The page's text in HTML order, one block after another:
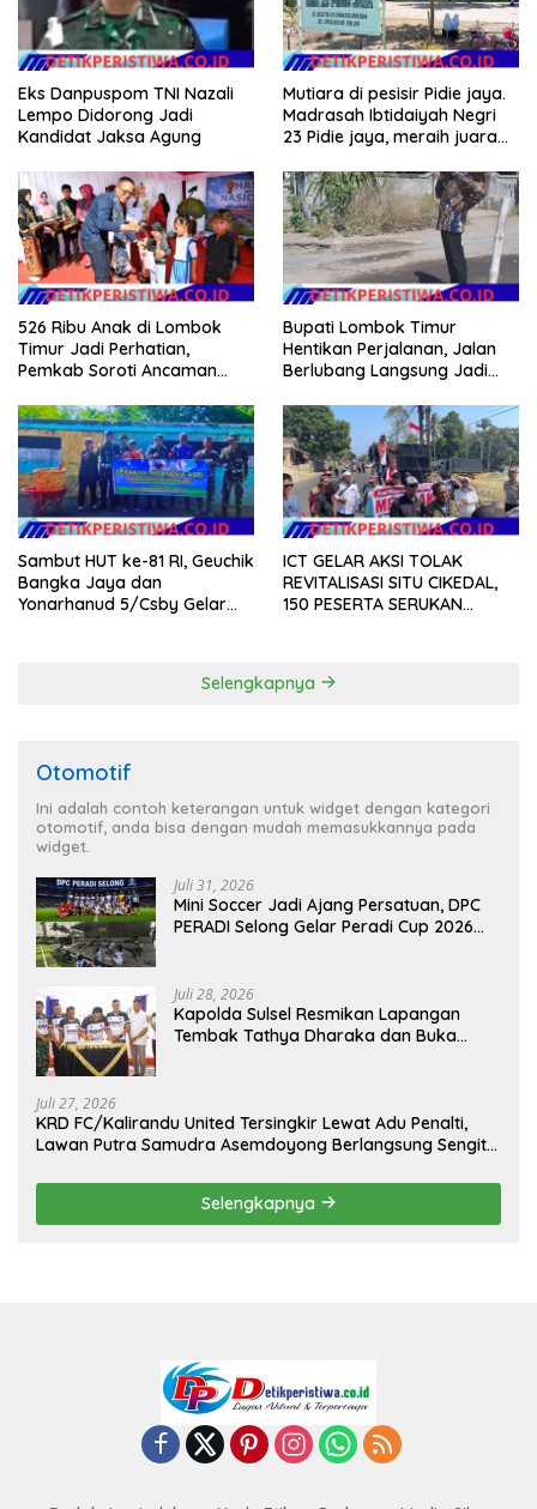
Eks Danpuspom TNI Nazali
Lempo Didorong Jadi
Kandidat Jaksa Agung
Mutiara di pesisir Pidie jaya.
Madrasah Ibtidaiyah Negri
23 Pidie jaya, meraih juara
526 Ribu Anak di Lombok
Timur Jadi Perhatian,
Pemkab Soroti Ancaman
Pernikahan Dini
Bupati Lombok Timur
Hentikan Perjalanan, Jalan
Berlubang Langsung Jadi
Sambut HUT ke-81 RI, Geuchik
Bangka Jaya dan
Yonarhanud 5/Csby Gelar
ICT GELAR AKSI TOLAK
REVITALISASI SITU CIKEDAL,
150 PESERTA SERUKAN
Selengkapnya
Otomotif
Ini adalah contoh keterangan untuk widget dengan kategori
otomotif, anda bisa dengan mudah memasukkannya pada
widget.
Juli 31, 2026
Mini Soccer Jadi Ajang Persatuan, DPC
PERADI Selong Gelar Peradi Cup 2026
Juli 28, 2026
Kapolda Sulsel Resmikan Lapangan
Tembak Tathya Dharaka dan Buka
Juli 27, 2026
KRD FC/Kalirandu United Tersingkir Lewat Adu Penalti,
Lawan Putra Samudra Asemdoyong Berlangsung Sengit
Selengkapnya